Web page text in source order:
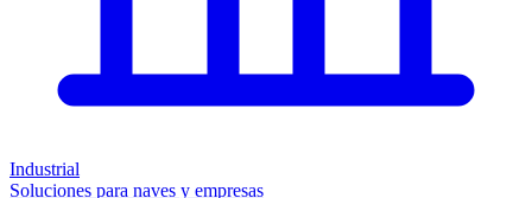
Industrial
Soluciones para naves y empresas